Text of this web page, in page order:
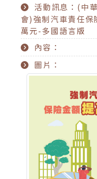
活動訊息：(中
會)強制汽車責任
萬元-多國語言版
內容：
圖片：